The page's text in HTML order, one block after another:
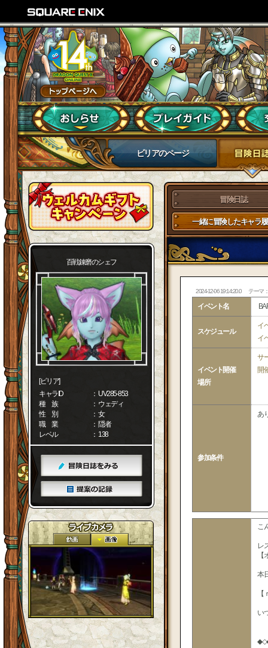
ビリアのページ
百戦錬磨のシェフ
[ビリア]
キャラID
： UV285-853
種 族
： ウェディ
性 別
： 女
職 業
： 隠者
レベル
： 138
冒険日誌
一緒に冒険したキャラ
2024-12-06 19:14:20.0 テーマ
イベント名
スケジュール
イ
イ
イベント開催
場所
サ
開
参加条件
あ
こ
レ
本
い